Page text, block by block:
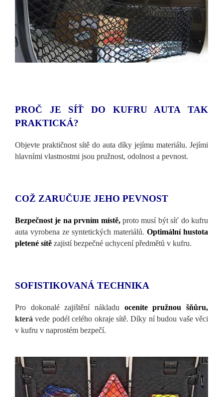
PROČ JE SÍŤ DO KUFRU AUTA TAK
PRAKTICKÁ?
Objevte praktičnost sítě do auta díky jejímu materiálu. Jejími
hlavními vlastnostmi jsou pružnost, odolnost a pevnost.
COŽ ZARUČUJE JEHO PEVNOST
Bezpečnost je na prvním místě,proto musí být síť do kufru
auta vyrobena ze syntetických materiálů. Optimální hustota
pletené sítě zajistí bezpečné uchycení předmětů v kufru.
SOFISTIKOVANÁ TECHNIKA
Pro dokonalé zajištění nákladu oceníte pružnou šňůru,
kterávede podél celého okraje sítě. Díky ní budou vaše věci
v kufru v naprostém bezpečí.